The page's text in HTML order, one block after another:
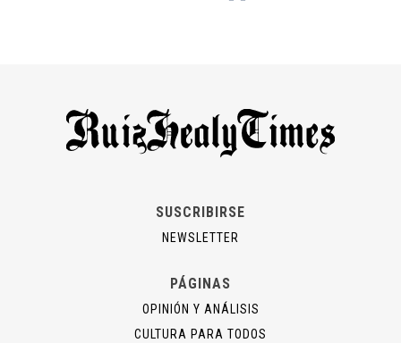
SUSCRIBIRSE
NEWSLETTER
PÁGINAS
OPINIÓN Y ANÁLISIS
CULTURA PARA TODOS